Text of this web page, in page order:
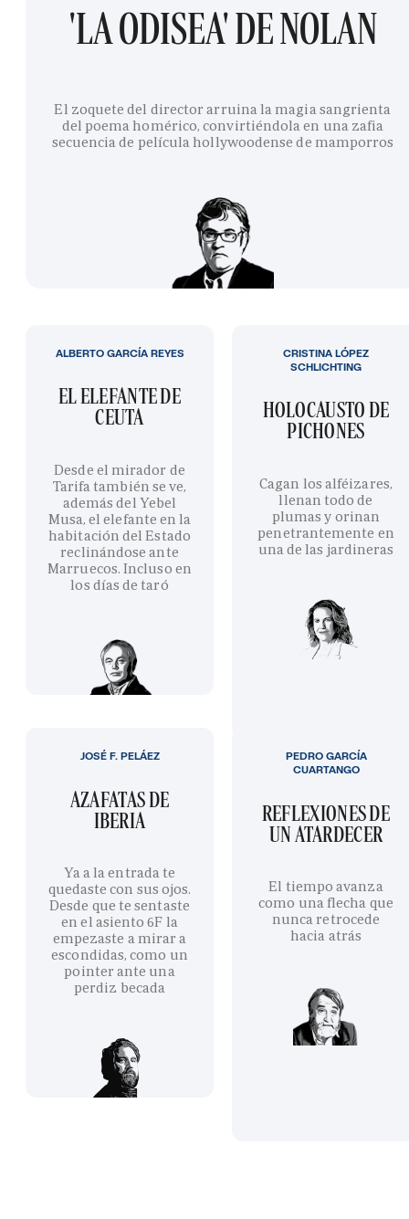
'LA ODISEA' DE NOLAN
El zoquete del director arruina la magia sangrienta
del poema homérico, convirtiéndola en una zafia
secuencia de película hollywoodense de mamporros
EL ELEFANTE DE
CEUTA
Desde el mirador de
Tarifa también se ve,
además del Yebel
Musa, el elefante en la
habitación del Estado
reclinándose ante
Marruecos. Incluso en
los días de taró
ALBERTO GARCÍA REYES
HOLOCAUSTO DE
PICHONES
Cagan los alféizares,
llenan todo de
plumas y orinan
penetrantemente en
una de las jardineras
CRISTINA LÓPEZ
SCHLICHTING
AZAFATAS DE
IBERIA
Ya a la entrada te
quedaste con sus ojos.
Desde que te sentaste
en el asiento 6F la
empezaste a mirar a
escondidas, como un
pointer ante una
perdiz becada
JOSÉ F. PELÁEZ
REFLEXIONES DE
UN ATARDECER
El tiempo avanza
como una flecha que
nunca retrocede
hacia atrás
PEDRO GARCÍA
CUARTANGO